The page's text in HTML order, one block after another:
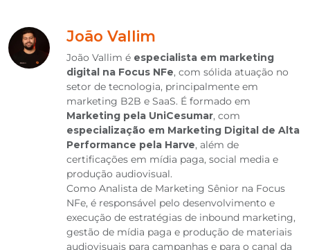
João Vallim
João Vallim é especialista em marketing
digital na Focus NFe, com sólida atuação no
setor de tecnologia, principalmente em
marketing B2B e SaaS. É formado em
Marketing pela UniCesumar, com
especialização em Marketing Digital de Alta
Performance pela Harve, além de
certificações em mídia paga, social media e
produção audiovisual.
Como Analista de Marketing Sênior na Focus
NFe, é responsável pelo desenvolvimento e
execução de estratégias de inbound marketing,
gestão de mídia paga e produção de materiais
audiovisuais para campanhas e para o canal da